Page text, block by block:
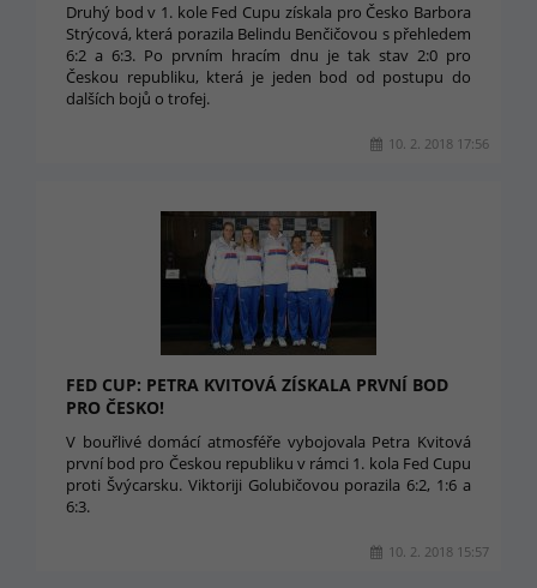
Druhý bod v 1. kole Fed Cupu získala pro Česko Barbora
Strýcová, která porazila Belindu Benčičovou s přehledem
6:2 a 6:3. Po prvním hracím dnu je tak stav 2:0 pro
Českou republiku, která je jeden bod od postupu do
dalších bojů o trofej.
10. 2. 2018 17:56
FED CUP: PETRA KVITOVÁ ZÍSKALA PRVNÍ BOD
PRO ČESKO!
V bouřlivé domácí atmosféře vybojovala Petra Kvitová
první bod pro Českou republiku v rámci 1. kola Fed Cupu
proti Švýcarsku. Viktoriji Golubičovou porazila 6:2, 1:6 a
6:3.
10. 2. 2018 15:57